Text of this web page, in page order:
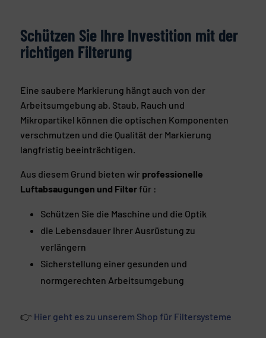
Schützen Sie Ihre Investition mit der
richtigen Filterung
Eine saubere Markierung hängt auch von der
Arbeitsumgebung ab. Staub, Rauch und
Mikropartikel können die optischen Komponenten
verschmutzen und die Qualität der Markierung
langfristig beeinträchtigen.
Aus diesem Grund bieten wir professionelle
Luftabsaugungen und Filterfür :
Schützen Sie die Maschine und die Optik
die Lebensdauer Ihrer Ausrüstung zu
verlängern
Sicherstellung einer gesunden und
normgerechten Arbeitsumgebung
👉 Hier geht es zu unserem Shop für Filtersysteme